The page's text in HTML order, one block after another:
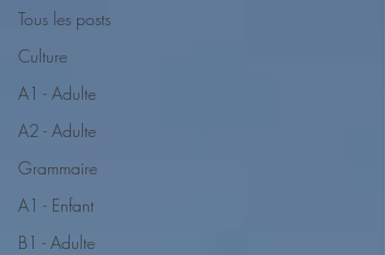
Tous les posts
Culture
A1 - Adulte
A2 - Adulte
Grammaire
A1 - Enfant
B1 - Adulte